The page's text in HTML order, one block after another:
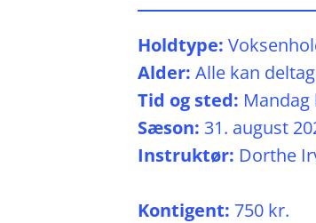
Holdtype:
Alder: Alle kan
Tid og sted: Mandag
Sæson: 31. august
Instruktør: Dorthe
Kontigent: 750 kr.